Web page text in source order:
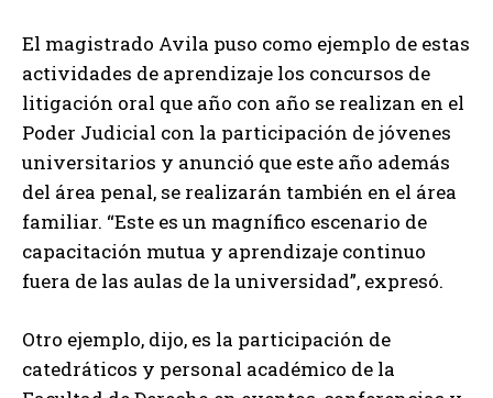
El magistrado Avila puso como ejemplo de estas
actividades de aprendizaje los concursos de
litigación oral que año con año se realizan en el
Poder Judicial con la participación de jóvenes
universitarios y anunció que este año además
del área penal, se realizarán también en el área
familiar. “Este es un magnífico escenario de
capacitación mutua y aprendizaje continuo
fuera de las aulas de la universidad”, expresó.
Otro ejemplo, dijo, es la participación de
catedráticos y personal académico de la